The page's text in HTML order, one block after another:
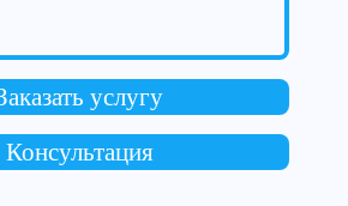
услугу
Консультация